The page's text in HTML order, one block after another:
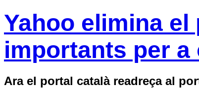
Yahoo elimina
importants per a
Ara el portal català readreça al